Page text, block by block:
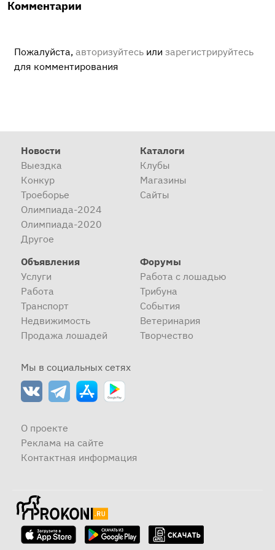
Комментарии
Пожалуйста, авторизуйтесь или зарегистрируйтесь
для комментирования
Новости
Выездка
Конкур
Троеборье
Олимпиада-2024
Олимпиада-2020
Другое
Каталоги
Клубы
Магазины
Сайты
Объявления
Услуги
Работа
Транспорт
Недвижимость
Продажа лошадей
Форумы
Работа с лошадью
Трибуна
События
Ветеринария
Творчество
Мы в социальных сетях
О проекте
Реклама на сайте
Контактная информация